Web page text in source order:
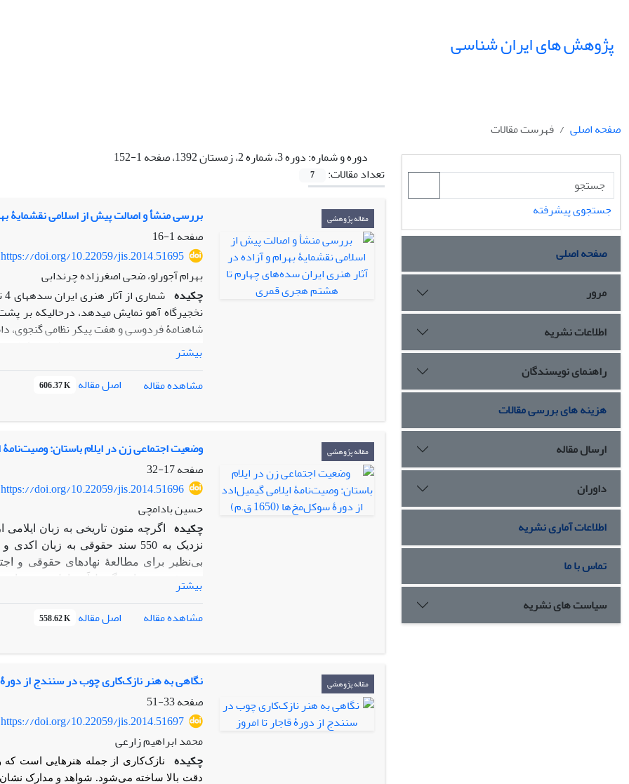
پژوهش های ایران شناسی
صفحه اصلی
فهرست مقالات
دوره و شماره:دوره 3، شماره 2، زمستان 1392، صفحه 1-152
تعداد مقالات:
7
مقاله پژوهشی
بررسی منشأ و اصالت پیش از اسلامی نقشمایۀ
صفحه1-16
https://doi.org/10.22059/jis.2014.51695
بهرام آجورلو، ضحی اصغر‌زاده چرندابی
چکیده
نخجیرگاه آهو نمایش می­دهد، درحالی­که بر
شاهنامۀ فردوسی و هفت پیکر نظامی گنجوی،
کند. البته انتساب این روایت به
جعلیات افزوده به متن
اسلامی داستان بهرام و آزاده بر مبنای مطالعۀ
داستان و نقشمایۀ بهرام و آزاده صرفاً
هنر و باستان­شناسی بهره گرفته­اند. نتیجۀ
آزاده، به راستی کهن‌الگوی ساسانی داشته و از
بیشتر
مشاهده مقاله
اصل مقاله 606.37 K
مقاله پژوهشی
وضعیت اجتماعی زن در ایلام باستان: وصیت‌نامۀ
صفحه17-32
https://doi.org/10.22059/jis.2014.51696
حسین بادامچی
چکیده
اگرچه متون تاریخی به زبان
نزدیک به 550 سند حقوقی به
بی‌نظیر برای مطالعۀ نهادهای حقوقی و
مقالۀ حاضر ابتدا برای مشخص کردن بستر
همزمان از بین‌النهرین و شوش دربارۀ
که زنان ایلامی علاوه بر اهلیت دارا شدن،
تصرف کنند و معاملات حقوقی انجام دهند.
انگلیسی را به متن افزوده‌ایم.
بیشتر
مشاهده مقاله
اصل مقاله 558.62 K
مقاله پژوهشی
نگاهی به هنر نازک‌کاری چوب در سنندج از دورۀ
صفحه33-51
https://doi.org/10.22059/jis.2014.51697
محمد ابراهیم زارعی
چکیده
نازک‌کاری از جمله هنرهایی است
دقت بالا ساخته می‌شود. شواهد و مدارک
جستجوی پیشرفته
صفحه اصلی
مرور
اطلاعات نشریه
راهنمای نویسندگان
هزینه های بررسی مقالات
ارسال مقاله
داوران
اطلاعات آماری نشریه
تماس با ما
سیاست های نشریه